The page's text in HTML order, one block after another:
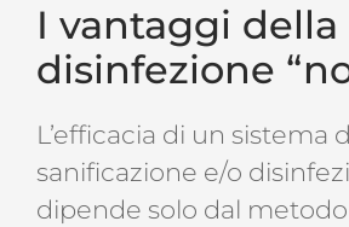
I vantaggi della
disinfezione
L’efficacia di un sistema
sanificazione e/o
dipende solo dal metodo